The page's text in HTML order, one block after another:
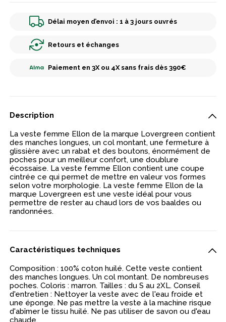
Délai moyen d’envoi : 1 à 3 jours ouvrés
Retours et échanges
Paiement en 3X ou 4X sans frais dès 390€
Description
La veste femme Ellon de la marque Lovergreen contient
des manches longues, un col montant, une fermeture à
glissière avec un rabat et des boutons, énormément de
poches pour un meilleur confort, une doublure
écossaise. La veste femme Ellon contient une coupe
cintrée ce qui permet de mettre en valeur vos formes
selon votre morphologie. La veste femme Ellon de la
marque Lovergreen est une veste idéal pour vous
permettre de rester au chaud lors de vos baaldes ou
randonnées.
Caractéristiques techniques
Composition : 100% coton huilé. Cette veste contient
des manches longues. Un col montant. De nombreuses
poches. Coloris : marron. Tailles : du S au 2XL. Conseil
d'entretien : Nettoyer la veste avec de l'eau froide et
une éponge. Ne pas mettre la veste à la machine risque
d'abîmer le tissu huilé. Ne pas utiliser de savon ou d'eau
chaude.